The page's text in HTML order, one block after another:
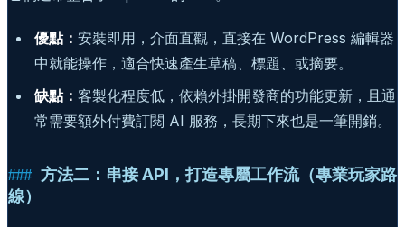
優點： 安裝即用，介面直觀，直接在 WordPress 編輯器
中就能操作，適合快速產生草稿、標題、或摘要。
缺點： 客製化程度低，依賴外掛開發商的功能更新，且通
常需要額外付費訂閱 AI 服務，長期下來也是一筆開銷。
方法二：串接 API，打造專屬工作流（專業玩家路
線）